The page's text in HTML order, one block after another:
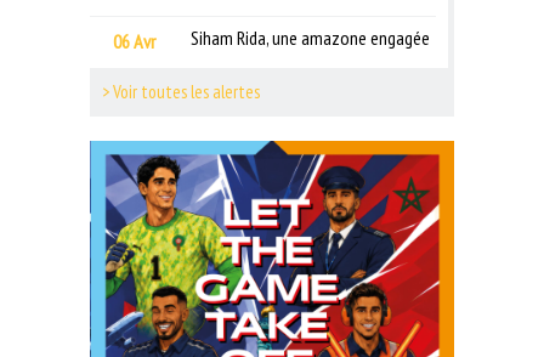
06 Avr Siham Rida, une amazone engagée
> Voir toutes les alertes